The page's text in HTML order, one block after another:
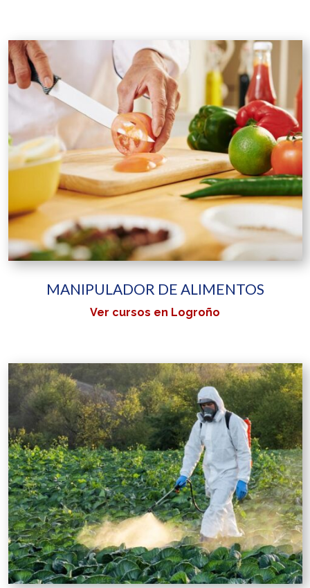
MANIPULADOR DE ALIMENTOS
Ver cursos en Logroño